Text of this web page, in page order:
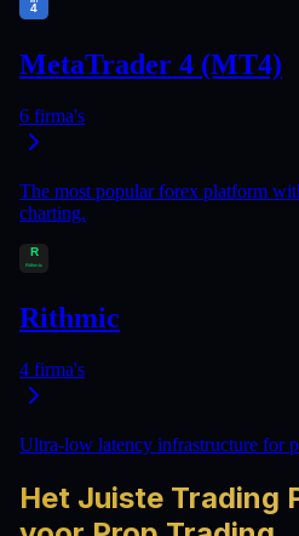
MetaTrader 4 (MT4)
6 firma's
The most popular forex platform
charting.
Rithmic
4 firma's
Ultra-low latency infrastructure for
Het Juiste Trading